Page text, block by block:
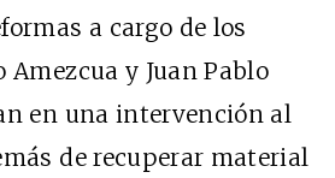
a cargo de los
Amezcua y Juan Pablo
en una intervención al
de recuperar material